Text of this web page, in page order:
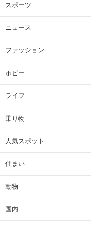
スポーツ
ニュース
ファッション
ホビー
ライフ
乗り物
人気スポット
住まい
動物
国内